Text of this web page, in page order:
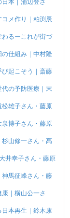
メ作り｜粕渕辰
るーこれが街づ
仕組み｜中村隆
起こそう｜斎藤
の予防医療｜末
雄子さん・藤原
博子さん・藤原
山修一さん・髙
井幸子さん・藤原
馬征峰さん・藤
｜横山公一さ
本再生｜鈴木康